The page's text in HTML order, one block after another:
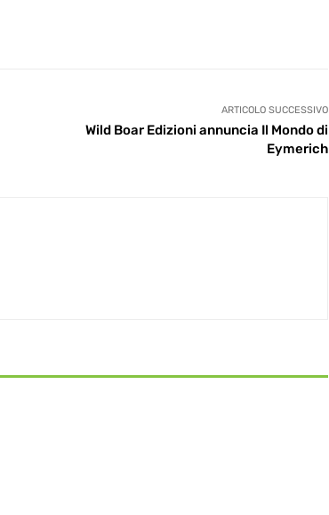
ARTICOLO SUCCESSIVO
Wild Boar Edizioni annuncia Il Mondo di
Eymerich